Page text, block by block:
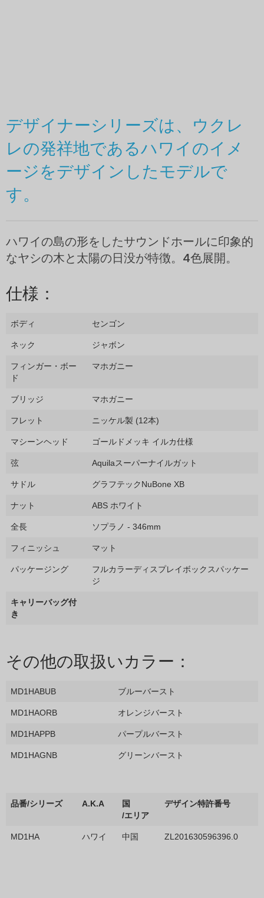
デザイナーシリーズは、ウクレ
レの発祥地であるハワイのイメ
ージをデザインしたモデルで
す。
ハワイの島の形をしたサウンドホールに印象的
なヤシの木と太陽の日没が特徴。4色展開。
仕様：
ボディ センゴン
ネック ジャボン
フィンガー・ボー
ド
マホガニー
ブリッジ マホガニー
フレット ニッケル製 (12本)
マシーンヘッド ゴールドメッキ イルカ仕様
弦 Aquilaスーパーナイルガット
サドル グラフテックNuBone XB
ナット ABS ホワイト
全長 ソプラノ - 346mm
フィニッシュ マット
パッケージング
フルカラーディスプレイボックスパッケー
ジ
キャリーバッグ付
き
その他の取扱いカラー：
MD1HABUB ブルーバースト
MD1HAORB オレンジバースト
MD1HAPPB パープルバースト
MD1HAGNB グリーンバースト
品番/シリーズ A.K.A
国
/エリア
デザイン特許番号
MD1HA ハワイ 中国 ZL201630596396.0